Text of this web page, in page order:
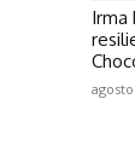
Irma